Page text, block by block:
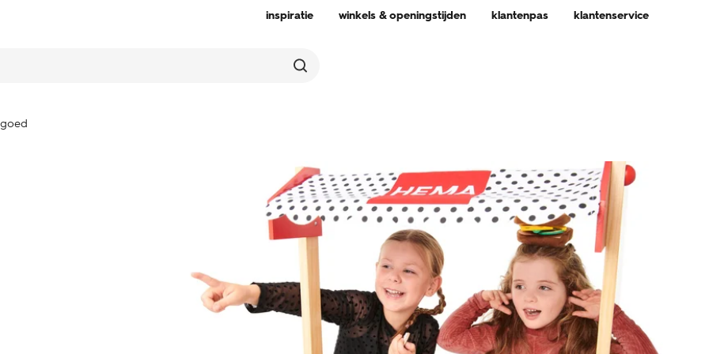
inspiratie winkels & openingstijden klantenpas klantenservice